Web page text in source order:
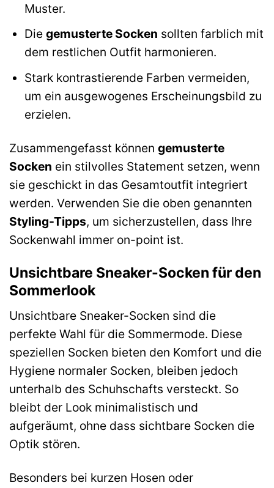
Muster.
Die gemusterte Socken sollten farblich mit
dem restlichen Outfit harmonieren.
Stark kontrastierende Farben vermeiden,
um ein ausgewogenes Erscheinungsbild zu
erzielen.
Zusammengefasst können gemusterte
Socken ein stilvolles Statement setzen, wenn
sie geschickt in das Gesamtoutfit integriert
werden. Verwenden Sie die oben genannten
Styling-Tipps, um sicherzustellen, dass Ihre
Sockenwahl immer on-point ist.
Unsichtbare Sneaker-Socken für den
Sommerlook
Unsichtbare Sneaker-Socken sind die
perfekte Wahl für die Sommermode. Diese
speziellen Socken bieten den Komfort und die
Hygiene normaler Socken, bleiben jedoch
unterhalb des Schuhschafts versteckt. So
bleibt der Look minimalistisch und
aufgeräumt, ohne dass sichtbare Socken die
Optik stören.
Besonders bei kurzen Hosen oder